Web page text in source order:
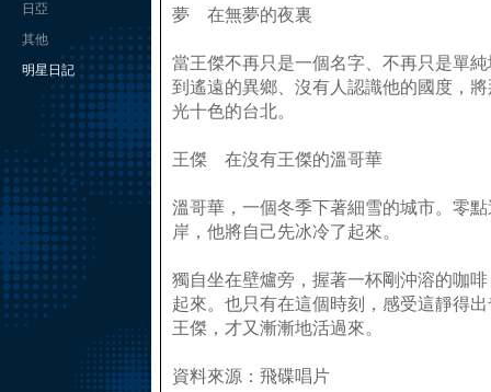
日亞
其他
明星日記
夢 在無夢的夜裏
當王傑不再只是一個名字、不再只是單
到遙遠的異鄉、沒有人認識他的國度，
光十色的台北。
王傑 在沒有王傑的溫哥華
溫哥華，一個冬季下著細雪的城市。零
岸，他將自己先冰冷了起來。
獨自坐在壁爐旁，握著一杯剛沖溶的咖
起來。也只有在這個時刻，感受這靜得
王傑，才又漸漸地活過來。
資料來源：飛碟唱片